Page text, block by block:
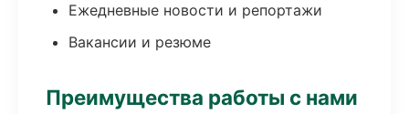
Ежедневные новости и репортажи
Вакансии и резюме
Преимущества работы с нами